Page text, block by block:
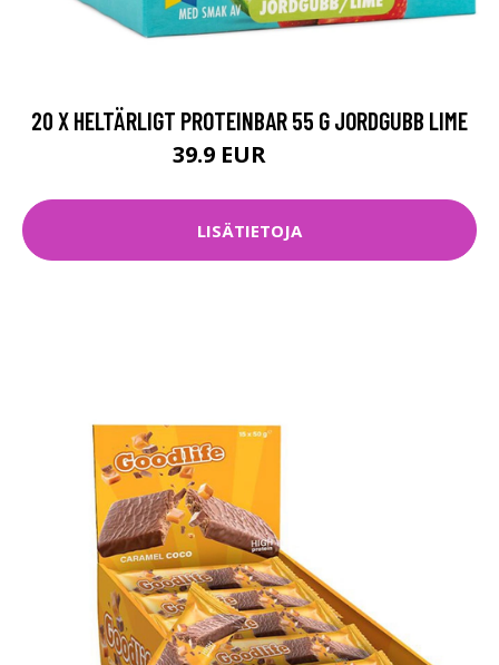
20 X HELTÄRLIGT PROTEINBAR 55 G JORDGUBB LIME
39.9 EUR
LISÄTIETOJA